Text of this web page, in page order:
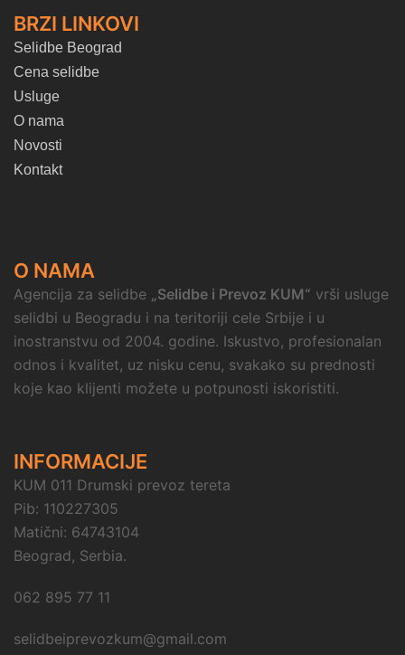
BRZI LINKOVI
Selidbe Beograd
Cena selidbe
Usluge
O nama
Novosti
Kontakt
O NAMA
Agencija za selidbe „Selidbe i Prevoz KUM“ vrši usluge
selidbi u Beogradu i na teritoriji cele Srbije i u
inostranstvu od 2004. godine. Iskustvo, profesionalan
odnos i kvalitet, uz nisku cenu, svakako su prednosti
koje kao klijenti možete u potpunosti iskoristiti.
INFORMACIJE
KUM 011 Drumski prevoz tereta
Pib: 110227305
Matični: 64743104
Beograd, Serbia.
062 895 77 11
selidbeiprevozkum@gmail.com